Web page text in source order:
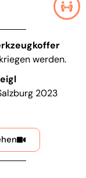
werden.
2023